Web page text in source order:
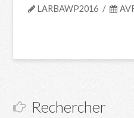
LARBAWP2016
Rechercher